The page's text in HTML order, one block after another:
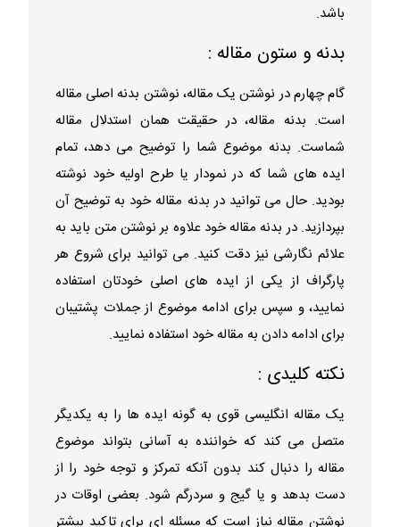
باشد.
بدنه و ستون مقاله :
گام چهارم در نوشتن یک مقاله، نوشتن بدنه اصلی مقاله
است. بدنه مقاله، در حقیقت همان استدلال مقاله
شماست. بدنه موضوع شما را توضیح می دهد، تمام
ایده های شما که در نمودار یا طرح اولیه خود نوشته
بودید. حال می توانید در بدنه مقاله خود به توضیح آن
بپردازید. در بدنه مقاله خود علاوه بر نوشتن متن باید به
علائم نگارشی نیز دقت کنید. می توانید برای شروع هر
پارگراف از یکی از ایده های اصلی خودتان استفاده
نمایید، و سپس برای ادامه موضوع از جملات پشتیبان
برای ادامه دادن به مقاله خود استفاده نمایید.
نکته کلیدی :
یک مقاله انگلیسی قوی به گونه ایده ها را به یکدیگر
متصل می کند که خواننده به آسانی بتواند موضوع
مقاله را دنبال کند بدون آنکه تمرکز و توجه خود را از
دست بدهد و یا گیج و سردرگم شود. بعضی اوقات در
نوشتن مقاله نیاز است که مسئله ای برای تاکید بیشتر